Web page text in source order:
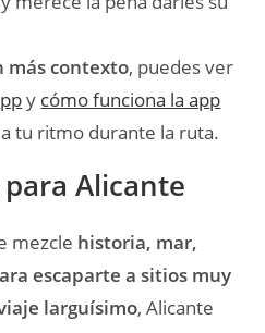
repetitivo.
te apetece seguir
de este estilo, también
lasaudioguías gratis
bien tu ciudad, tu pueblo,
en AudioguidesApp
propia audioguía gratis